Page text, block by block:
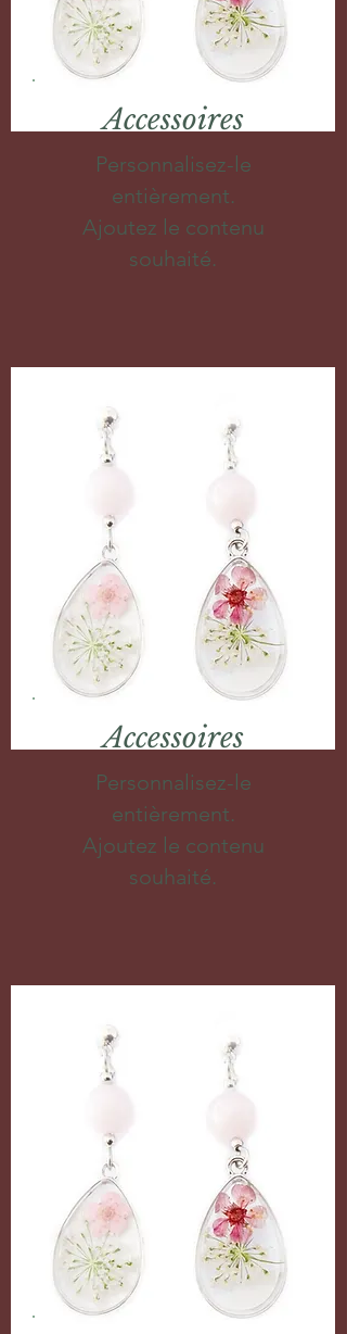
Accessoires
Personnalisez-le
entièrement.
Ajoutez le contenu
souhaité.
Accessoires
Personnalisez-le
entièrement.
Ajoutez le contenu
souhaité.